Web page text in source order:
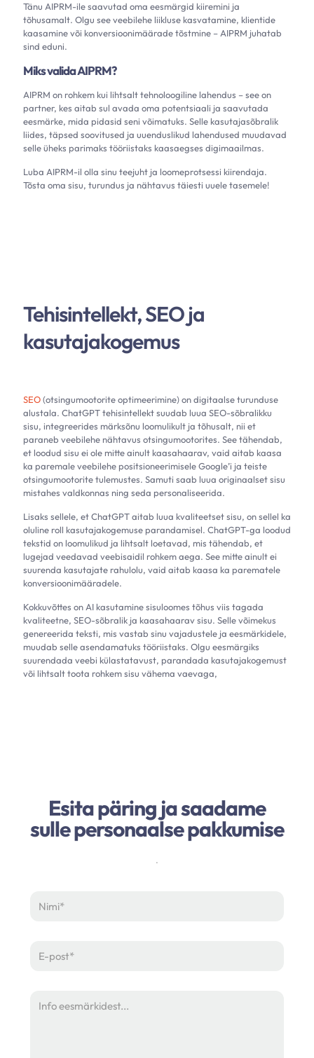
Tänu AIPRM-ile saavutad oma eesmärgid kiiremini ja
tõhusamalt. Olgu see veebilehe liikluse kasvatamine, klientide
kaasamine või konversioonimäärade tõstmine – AIPRM juhatab
sind eduni.
Miks valida AIPRM?
AIPRM on rohkem kui lihtsalt tehnoloogiline lahendus – see on
partner, kes aitab sul avada oma potentsiaali ja saavutada
eesmärke, mida pidasid seni võimatuks. Selle kasutajasõbralik
liides, täpsed soovitused ja uuenduslikud lahendused muudavad
selle üheks parimaks tööriistaks kaasaegses digimaailmas.
Luba AIPRM-il olla sinu teejuht ja loomeprotsessi kiirendaja.
Tõsta oma sisu, turundus ja nähtavus täiesti uuele tasemele!
Tehisintellekt, SEO ja
kasutajakogemus
SEO(otsingumootorite optimeerimine) on digitaalse turunduse
alustala. ChatGPT tehisintellekt suudab luua SEO-sõbralikku
sisu, integreerides märksõnu loomulikult ja tõhusalt, nii et
paraneb veebilehe nähtavus otsingumootorites. See tähendab,
et loodud sisu ei ole mitte ainult kaasahaarav, vaid aitab kaasa
ka paremale veebilehe positsioneerimisele Google’i ja teiste
otsingumootorite tulemustes. Samuti saab luua originaalset sisu
mistahes valdkonnas ning seda personaliseerida.
Lisaks sellele, et ChatGPT aitab luua kvaliteetset sisu, on sellel ka
oluline roll kasutajakogemuse parandamisel. ChatGPT-ga loodud
tekstid on loomulikud ja lihtsalt loetavad, mis tähendab, et
lugejad veedavad veebisaidil rohkem aega. See mitte ainult ei
suurenda kasutajate rahulolu, vaid aitab kaasa ka parematele
konversioonimääradele.
Kokkuvõttes on AI kasutamine sisuloomes tõhus viis tagada
kvaliteetne, SEO-sõbralik ja kaasahaarav sisu. Selle võimekus
genereerida teksti, mis vastab sinu vajadustele ja eesmärkidele,
muudab selle asendamatuks tööriistaks. Olgu eesmärgiks
suurendada veebi külastatavust, parandada kasutajakogemust
või lihtsalt toota rohkem sisu vähema vaevaga,
Esita päring ja saadame
sulle personaalse pakkumise
.